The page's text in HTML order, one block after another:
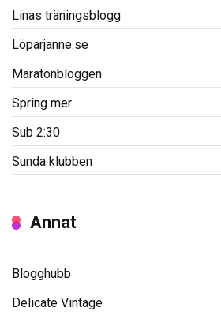
Linas träningsblogg
Löparjanne.se
Maratonbloggen
Spring mer
Sub 2:30
Sunda klubben
Annat
Blogghubb
Delicate Vintage